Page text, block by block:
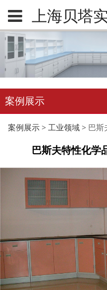
上海贝塔
案例展示
巴斯夫特
京）有限
案例展示> 工业领域> 巴斯
巴斯夫特性化学